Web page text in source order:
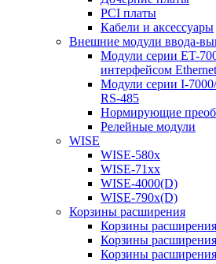
PCI платы
Кабели и аксессуары
Внешние модули ввода-
Модули серии ET-
интерфейсом Ethernet
Модули серии I-
RS-485
Нормирующие
Релейные модули
WISE
WISE-580x
WISE-71xx
WISE-4000(D)
WISE-790x(D)
Корзины расширения
Корзины
Корзины
Корзины